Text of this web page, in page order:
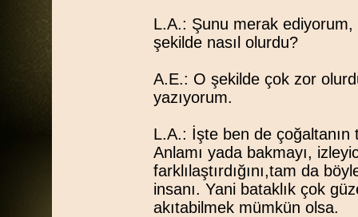
L.A.: Şunu merak ediyorum,
şekilde nasıl olurdu?
A.E.: O şekilde çok zor
yazıyorum.
L.A.: İşte ben de
Anlamı yada bakmayı,
farklılaştırdığını,tam da
insanı. Yani bataklık çok
akıtabilmek mümkün olsa.